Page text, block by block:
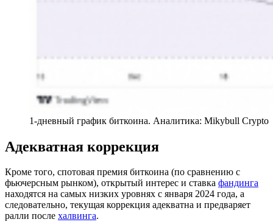
1-дневный график биткоина. Аналитика: Mikybull Crypto
Адекватная коррекция
Кроме того, спотовая премия биткоина (по сравнению с
фьючерсным рынком), открытый интерес и ставка фандинга
находятся на самых низких уровнях с января 2024 года, а
следовательно, текущая коррекция адекватна и предваряет
ралли после халвинга.